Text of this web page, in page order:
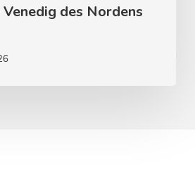
des Nordens